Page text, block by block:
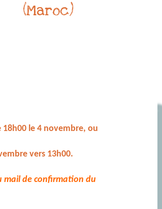
(Maroc)
le 4 novembre, ou
vers 13h00.
mail de confirmation du